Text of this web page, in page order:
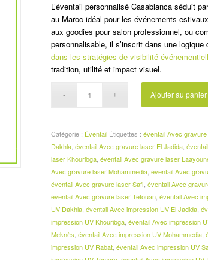
initial
était :
د.م.14.00.
actuel
est :
د.م.10.00.
L’éventail personnalisé Casablanca séduit
au Maroc idéal pour les événements
aux goodies pour salon professionnel, ou
personnalisable, il s’inscrit dans une
dans les stratégies de visibilité
tradition, utilité et impact visuel.
Ajouter au panier
Catégorie : Éventail Étiquettes :éventail Avec
Dakhla ,éventail Avec gravure laser El Jadida ,
laser Khouribga ,éventail Avec gravure laser
Avec gravure laser Mohammedia ,éventail Avec
éventail Avec gravure laser Safi ,éventail Avec
éventail Avec gravure laser Tétouan ,éventail Avec
UV Dakhla ,éventail Avec impression UV El Jadida ,
impression UV Khouribga ,éventail Avec impression
Meknès ,éventail Avec impression UV Mohammedia ,
impression UV Rabat ,éventail Avec impression UV